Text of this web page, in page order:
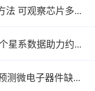
美国麻省理工学院开发超快X射线测热方法 可观察芯片多层结构热传递
暗能量巡天发布六年研究成果：6.69亿个星系数据助力约束宇宙加速膨胀
美国多家实验室拟建“材料发现云” 用AI预测微电子器件缺陷影响